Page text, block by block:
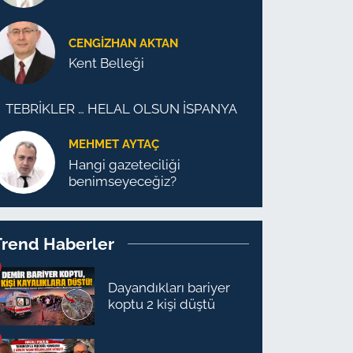
CENGİZHAN AKTAN
Kent Belleği
TEBRİKLER … HELAL OLSUN İSPANYA
MEHMET AYTAÇ
Hangi gazeteciliği
benimseyeceğiz?
Haberler
Dayandıkları bariyer
koptu 2 kişi düştü